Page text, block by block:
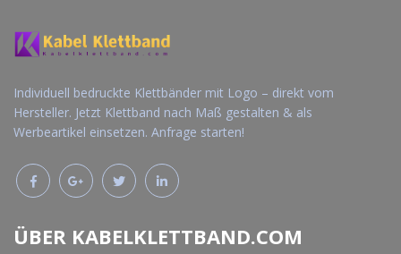
Individuell bedruckte Klettbänder mit Logo – direkt vom
Hersteller. Jetzt Klettband nach Maß gestalten & als
Werbeartikel einsetzen. Anfrage starten!
ÜBER KABELKLETTBAND.COM